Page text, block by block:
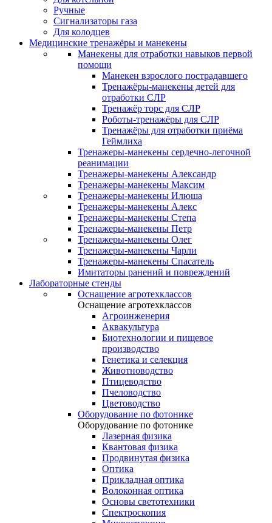
Ручные
Сигнализаторы газа
Для колодцев
Медицинские тренажёры и манекены
Манекены для отработки навыков первой
помощи
Манекен взрослого пострадавшего
Тренажёры-манекены детей для
отработки СЛР
Тренажёр торс для СЛР
Роботы-тренажёры для СЛР
Тренажёры для отработки приёма
Геймлиха
Тренажеры-манекены сердечно-легочной
реанимации
Тренажеры-манекены Александр
Тренажеры-манекены Максим
Тренажеры-манекены Илюша
Тренажеры-манекены Алекс
Тренажеры-манекены Степа
Тренажеры-манекены Петр
Тренажеры-манекены Олег
Тренажеры-манекены Чарли
Тренажеры-манекены Спасатель
Имитаторы ранений и повреждений
Лабораторные стенды
Оснащение агротехклассов
Оснащение агротехклассов
Агроинженерия
Аквакультура
Биотехнологии и пищевое
производство
Генетика и селекция
Животноводство
Птицеводство
Пчеловодство
Цветоводство
Оборудование по фотонике
Оборудование по фотонике
Лазерная физика
Квантовая физика
Продвинутая физика
Оптика
Прикладная оптика
Волоконная оптика
Основы светотехники
Спектроскопия